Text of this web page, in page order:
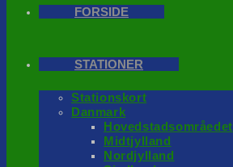
FORSIDE
STATIONER
Stationskort
Danmark
Hovedstadsområedet
Midtjylland
Nordjylland